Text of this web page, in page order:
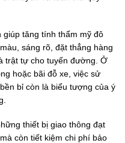
giúp tăng tính thẩm mỹ đô
sáng rõ, đặt thẳng hàng
trật tự cho tuyến đường. Ở
hoặc bãi đỗ xe, việc sử
bỉ còn là biểu tượng của ý
thiết bị giao thông đạt
còn tiết kiệm chi phí bảo